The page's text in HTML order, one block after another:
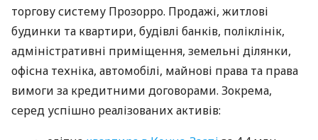
торгову систему Прозорро. Продажі, житлові
будинки та квартири, будівлі банків, поліклінік,
адміністративні приміщення, земельні ділянки,
офісна техніка, автомобілі, майнові права та права
вимоги за кредитними договорами. Зокрема,
серед успішно реалізованих активів: